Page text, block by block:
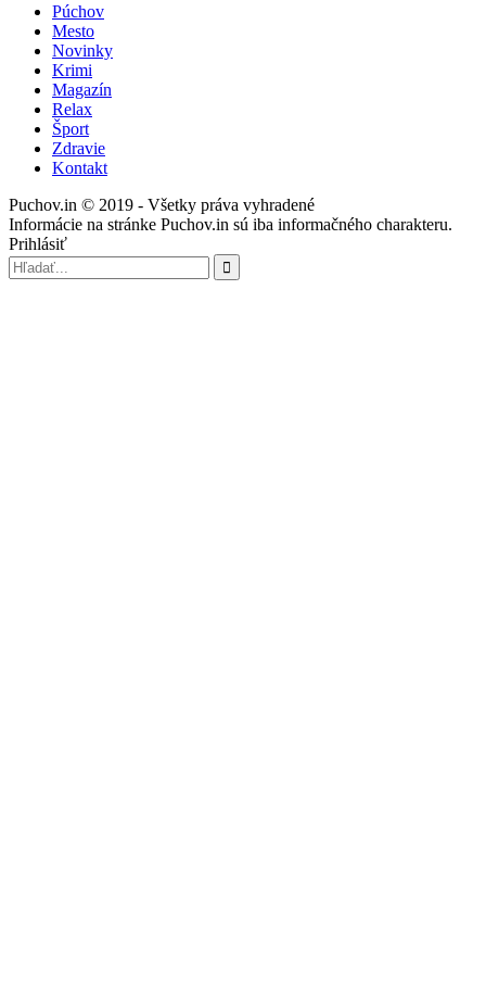
Púchov
Mesto
Novinky
Krimi
Magazín
Relax
Šport
Zdravie
Kontakt
Puchov.in © 2019 - Všetky práva vyhradené
Informácie na stránke Puchov.in sú iba informačného charakteru.
Prihlásiť